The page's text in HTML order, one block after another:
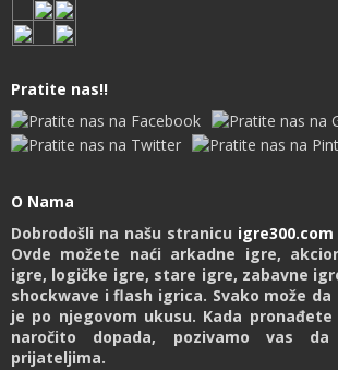
Pratite nas!!
O Nama
Dobrodošli na našu stranicu igre300.com
Ovde možete naći arkadne igre,
igre, logičke igre, stare igre, zabavne
shockwave i flash igrica. Svako može
je po njegovom ukusu. Kada
naročito dopada, pozivamo vas
prijateljima.